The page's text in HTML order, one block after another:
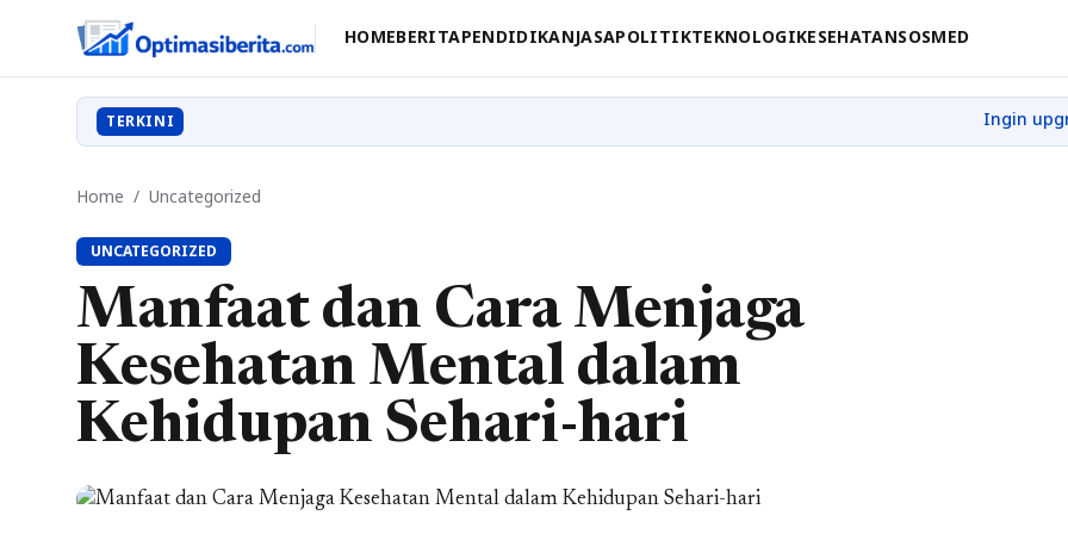
HOMEBERITAPENDIDIKANJASAPOLITIKTEKNOLOGIKESEHATANSOSMED
TERKINI
Home / Uncategorized
UNCATEGORIZED
Manfaat dan Cara Menjaga
Kesehatan Mental dalam
Kehidupan Sehari-hari